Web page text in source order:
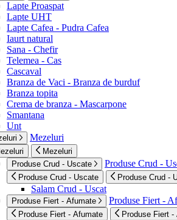
Lapte Proaspat
Lapte UHT
Lapte Cafea - Pudra Cafea
Iaurt natural
Sana - Chefir
Telemea - Cas
Cascaval
Branza de Vaci - Branza de burduf
Branza topita
Crema de branza - Mascarpone
Smantana
Unt
Mezeluri
Mezeluri
Produse Crud - Uscate
Produse Crud -
Produse Crud - Uscate Produse Crud -
Salam Crud - Uscat
Produse Fiert - Afumate Produse Fiert -
Produse Fiert - Afumate Produse Fiert -